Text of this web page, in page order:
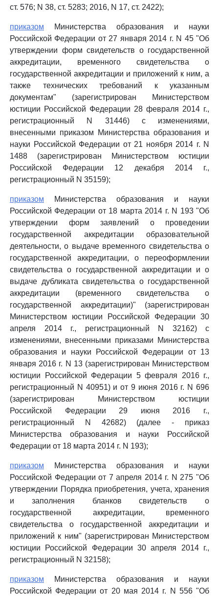
ст. 576; N 38, ст. 5283; 2016, N 17, ст. 2422);
приказом Министерства образования и науки
Российской Федерации от 27 января 2014 г. N 45 "Об
утверждении форм свидетельств о государственной
аккредитации, временного свидетельства о
государственной аккредитации и приложений к ним, а
также технических требований к указанным
документам" (зарегистрирован Министерством
юстиции Российской Федерации 28 февраля 2014 г.,
регистрационный N 31446) с изменениями,
внесенными приказом Министерства образования и
науки Российской Федерации от 21 ноября 2014 г. N
1488 (зарегистрирован Министерством юстиции
Российской Федерации 12 декабря 2014 г.,
регистрационный N 35159);
приказом Министерства образования и науки
Российской Федерации от 18 марта 2014 г. N 193 "Об
утверждении форм заявлений о проведении
государственной аккредитации образовательной
деятельности, о выдаче временного свидетельства о
государственной аккредитации, о переоформлении
свидетельства о государственной аккредитации и о
выдаче дубликата свидетельства о государственной
аккредитации (временного свидетельства о
государственной аккредитации)" (зарегистрирован
Министерством юстиции Российской Федерации 30
апреля 2014 г., регистрационный N 32162) с
изменениями, внесенными приказами Министерства
образования и науки Российской Федерации от 13
января 2016 г. N 13 (зарегистрирован Министерством
юстиции Российской Федерации 5 февраля 2016 г.,
регистрационный N 40951) и от 9 июня 2016 г. N 696
(зарегистрирован Министерством юстиции
Российской Федерации 29 июня 2016 г.,
регистрационный N 42682) (далее - приказ
Министерства образования и науки Российской
Федерации от 18 марта 2014 г. N 193);
приказом Министерства образования и науки
Российской Федерации от 7 апреля 2014 г. N 275 "Об
утверждении Порядка приобретения, учета, хранения
и заполнения бланков свидетельств о
государственной аккредитации, временного
свидетельства о государственной аккредитации и
приложений к ним" (зарегистрирован Министерством
юстиции Российской Федерации 30 апреля 2014 г.,
регистрационный N 32158);
приказом Министерства образования и науки
Российской Федерации от 20 мая 2014 г. N 556 "Об